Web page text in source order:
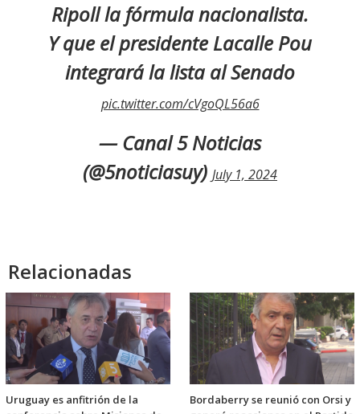
Ripoll la fórmula nacionalista.
Y que el presidente Lacalle Pou
integrará la lista al Senado
pic.twitter.com/cVgoQL56a6
— Canal 5 Noticias
(@5noticiasuy) July 1, 2024
Relacionadas
Uruguay es anfitrión de la
Bordaberry se reunió con Orsi y